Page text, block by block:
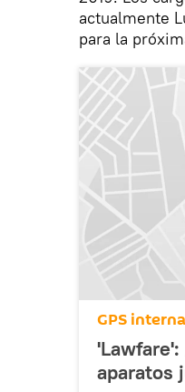
actualmente
para la
GPS
aparatos